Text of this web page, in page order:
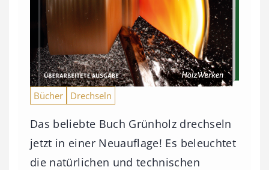
Bücher Drechseln
Das beliebte Buch Grünholz drechseln
jetzt in einer Neuauflage! Es beleuchtet
die natürlichen und technischen